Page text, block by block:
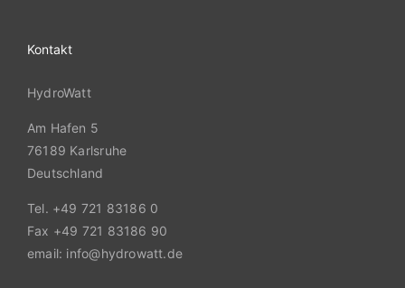
Kontakt
HydroWatt
Am Hafen 5
76189 Karlsruhe
Deutschland
Tel. +49 721 83186 0
Fax +49 721 83186 90
email: info@hydrowatt.de